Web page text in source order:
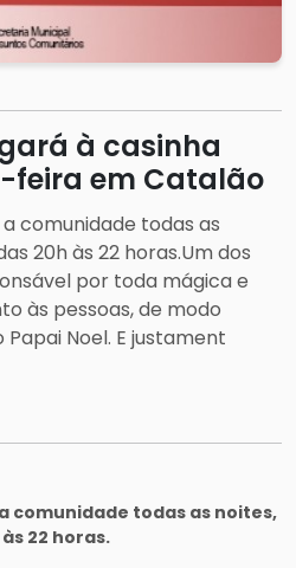
à casinha
feira em Catalão
comunidade todas as
20h às 22 horas.Um dos
por toda mágica e
às pessoas, de modo
Noel. E justament
comunidade todas as noites,
22 horas.